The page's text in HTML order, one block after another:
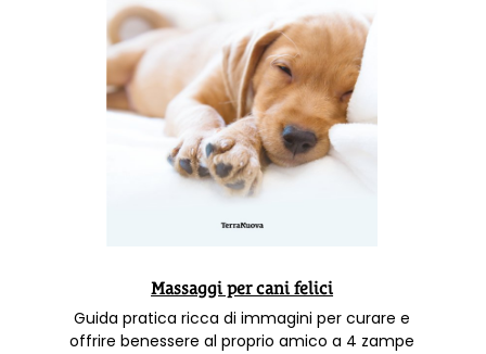
Massaggi per cani felici
Guida pratica ricca di immagini per curare e
offrire benessere al proprio amico a 4 zampe